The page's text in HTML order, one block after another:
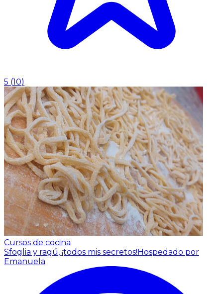
5 (10)
Cursos de cocina
Sfoglia y ragú, ¡todos mis secretos!Hospedado por
Emanuela